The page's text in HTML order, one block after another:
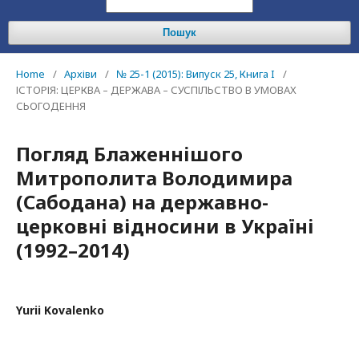
Пошук
Home / Архіви / № 25-1 (2015): Випуск 25, Книга I
/
ІСТОРІЯ: ЦЕРКВА – ДЕРЖАВА – СУСПІЛЬСТВО В УМОВАХ
СЬОГОДЕННЯ
Погляд Блаженнішого
Митрополита Володимира
(Сабодана) на державно­
церковні відносини в Україні
(1992–2014)
Yurii Kovalenko